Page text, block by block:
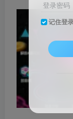
登录密码
记住登